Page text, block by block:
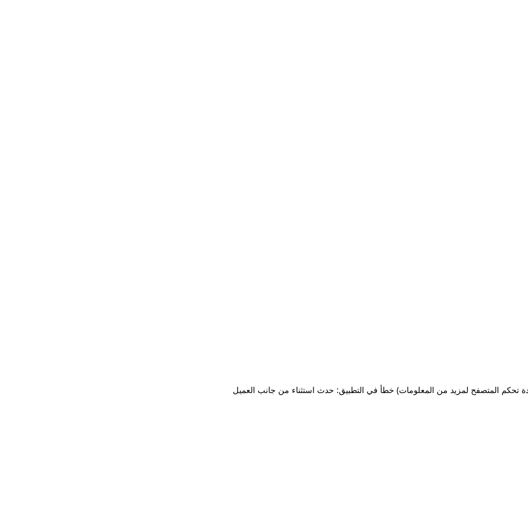
خطأ في التطبيق: حدث استثناء من جانب العميل تحكم المتصفح لمزيد من المعلومات)